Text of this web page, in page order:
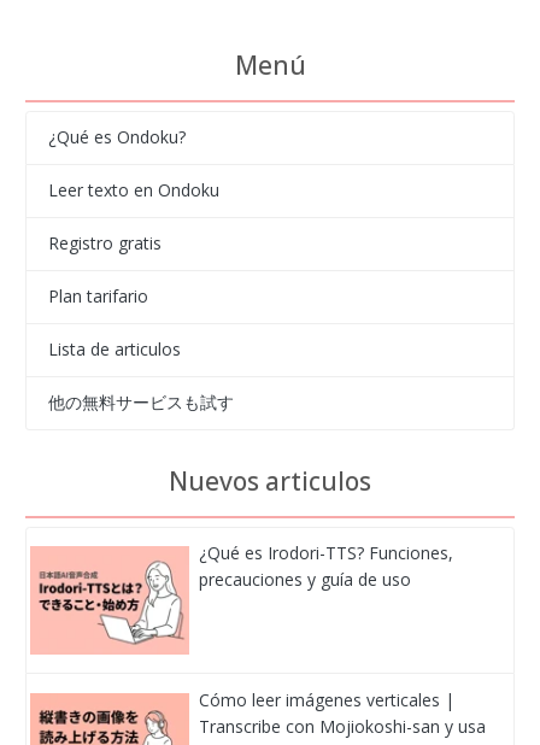
Menú
¿Qué es Ondoku?
Leer texto en Ondoku
Registro gratis
Plan tarifario
Lista de articulos
他の無料サービスも試す
Nuevos articulos
¿Qué es Irodori-TTS? Funciones,
precauciones y guía de uso
Cómo leer imágenes verticales |
Transcribe con Mojiokoshi-san y usa